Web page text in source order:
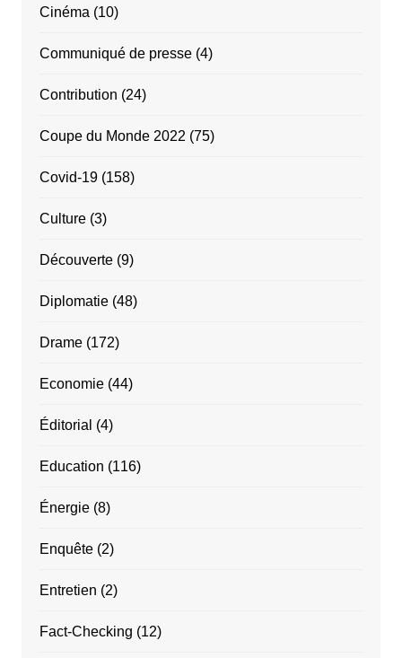
Cinéma (10)
Communiqué de presse(4)
Contribution (24)
Coupe du Monde 2022 (75)
Covid-19(158)
Culture(3)
Découverte(9)
Diplomatie(48)
Drame(172)
Economie(44)
Éditorial (4)
Education (116)
Énergie(8)
Enquête(2)
Entretien (2)
Fact-Checking (12)